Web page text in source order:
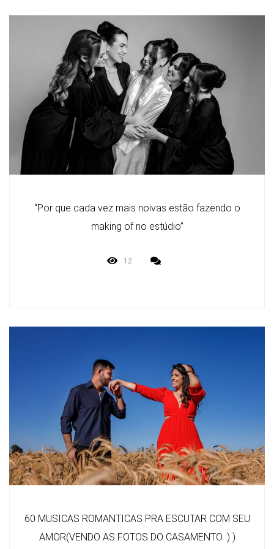
“Por que cada vez mais noivas estão fazendo o
making of no estúdio”
12
60 MUSICAS ROMANTICAS PRA ESCUTAR COM SEU
AMOR(VENDO AS FOTOS DO CASAMENTO :) )